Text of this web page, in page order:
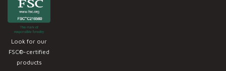
Look for our
FSC®-certified
products